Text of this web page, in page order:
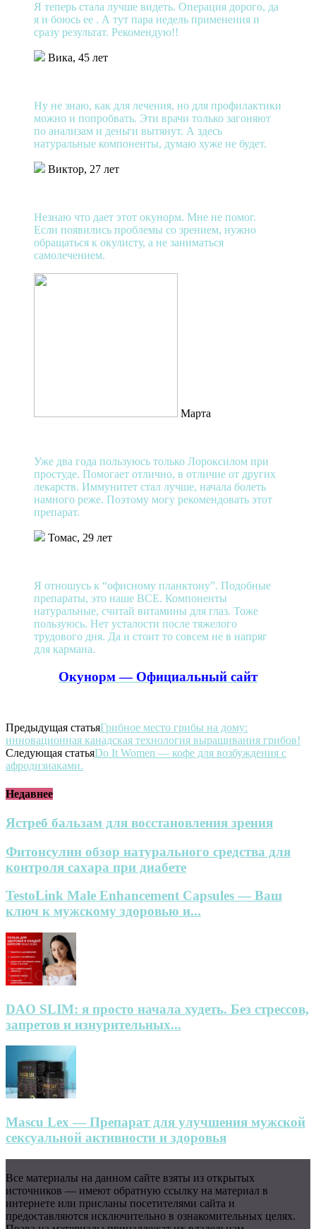
Я теперь стала лучше видеть. Операция дорого, да
я и боюсь ее . А тут пара недель применения и
сразу результат. Рекомендую!!
Вика, 45 лет
Ну не знаю, как для лечения, но для профилактики
можно и попробвать. Эти врачи только загоняют
по анализам и деньги вытянут. А здесь
натуральные компоненты, думаю хуже не будет.
Виктор, 27 лет
Незнаю что дает этот окунорм. Мне не помог.
Если появились проблемы со зрением, нужно
обращаться к окулисту, а не заниматься
самолечением.
Марта
Уже два года пользуюсь только Лороксилом при
простуде. Помогает отлично, в отличие от других
лекарств. Иммунитет стал лучше, начала болеть
намного реже. Поэтому могу рекомендовать этот
препарат.
Томас, 29 лет
Я отношусь к “офисному планктону”. Подобные
препараты, это наше ВСЕ. Компоненты
натуральные, считай витамины для глаз. Тоже
пользуюсь. Нет усталости после тяжелого
трудового дня. Да и стоит то совсем не в напряг
для кармана.
Окунорм — Официальный сайт
Предыдущая статьяГрибное место грибы на дому:
инновационная канадская технология выращивания грибов!
Следующая статьяDo It Women — кофе для возбуждения с
афродизиаками.
Недавнее
Ястреб бальзам для восстановления зрения
Фитонсулин обзор натурального средства для
контроля сахара при диабете
TestoLink Male Enhancement Capsules — Ваш
ключ к мужскому здоровью и...
DAO SLIM: я просто начала худеть. Без стрессов,
запретов и изнурительных...
Mascu Lex — Препарат для улучшения мужской
сексуальной активности и здоровья
Все материалы на данном сайте взяты из открытых
источников — имеют обратную ссылку на материал в
интернете или присланы посетителями сайта и
предоставляются исключительно в ознакомительных целях.